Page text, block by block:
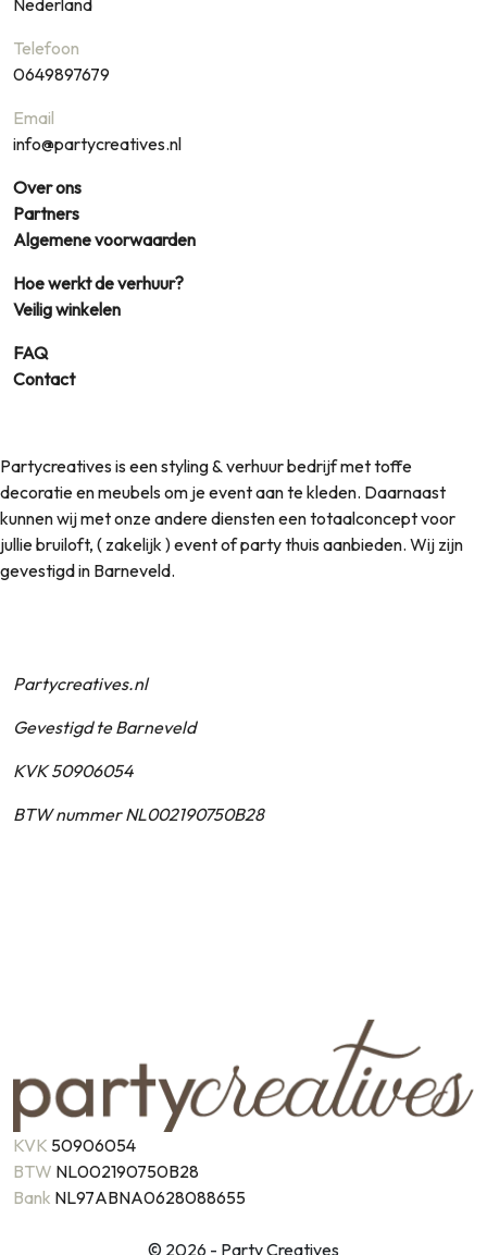
Nederland
Telefoon
0649897679
Email
info@partycreatives.nl
Over ons
Partners
Algemene voorwaarden
Hoe werkt de verhuur?
Veilig winkelen
FAQ
Contact
Partycreatives is een styling & verhuur bedrijf met toffe
decoratie en meubels om je event aan te kleden. Daarnaast
kunnen wij met onze andere diensten een totaalconcept voor
jullie bruiloft, ( zakelijk ) event of party thuis aanbieden. Wij zijn
gevestigd in Barneveld.
Partycreatives.nl
Gevestigd te Barneveld
KVK 50906054
BTW nummer NL002190750B28
KVK 50906054
BTW NL002190750B28
Bank NL97ABNA0628088655
© 2026 - Party Creatives